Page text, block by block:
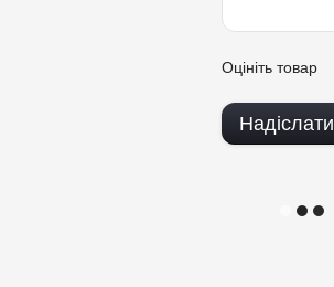
Оцініть товар
Надіслати